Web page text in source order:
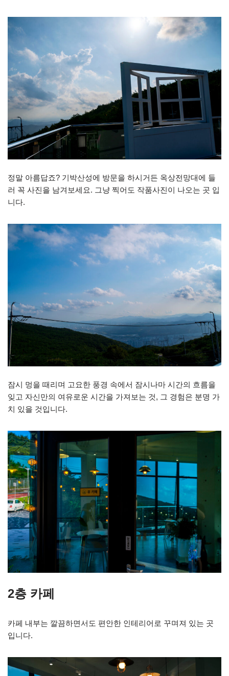
정말 아름답죠? 기박산성에 방문을 하시거든 옥상전망대에 들
러 꼭 사진을 남겨보세요. 그냥 찍어도 작품사진이 나오는 곳 입
니다.
잠시 멍을 때리며 고요한 풍경 속에서 잠시나마 시간의 흐름을
잊고 자신만의 여유로운 시간을 가져보는 것, 그 경험은 분명 가
치 있을 것입니다.
2층 카페
카페 내부는 깔끔하면서도 편안한 인테리어로 꾸며져 있는 곳
입니다.